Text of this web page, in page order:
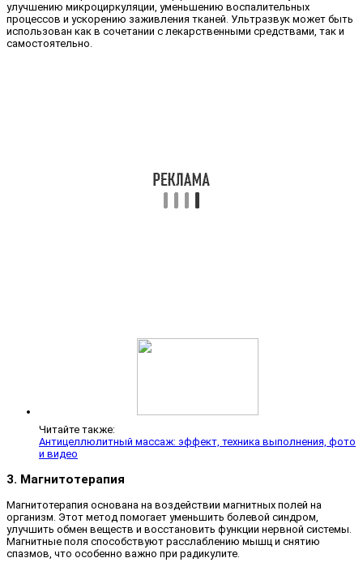
улучшению микроциркуляции, уменьшению воспалительных
процессов и ускорению заживления тканей. Ультразвук может быть
использован как в сочетании с лекарственными средствами, так и
самостоятельно.
Читайте также:
Антицеллюлитный массаж: эффект, техника выполнения, фото
и видео
3. Магнитотерапия
Магнитотерапия основана на воздействии магнитных полей на
организм. Этот метод помогает уменьшить болевой синдром,
улучшить обмен веществ и восстановить функции нервной системы.
Магнитные поля способствуют расслаблению мышц и снятию
спазмов, что особенно важно при радикулите.